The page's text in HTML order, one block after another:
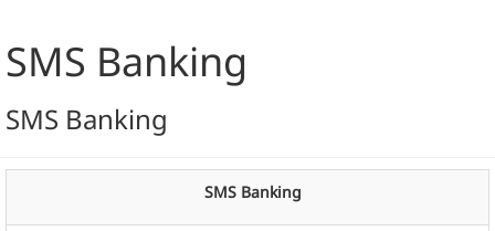
SMS Banking
SMS Banking
SMS Banking